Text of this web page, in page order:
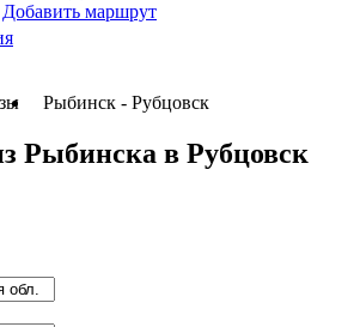
Добавить маршрут
Рыбинск - Рубцовск
Рыбинска в Рубцовск